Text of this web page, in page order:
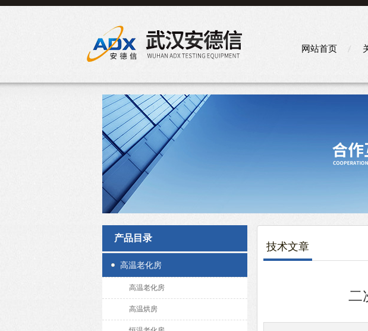
网站首页
产品目录
高温老化房
高温老化房
高温烘房
技术文章
二